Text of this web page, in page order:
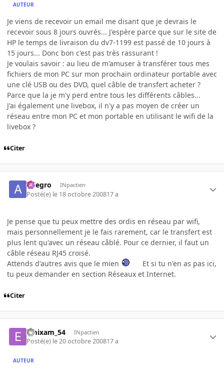
AUTEUR
Je viens de recevoir un email me disant que je devrais le
recevoir sous 8 jours ouvrés... J'espère parce que sur le site de
HP le temps de livraison du dv7-1199 est passé de 10 jours à
15 jours... Donc bon c'est pas très rassurant !
Je voulais savoir : au lieu de m'amuser à transférer tous mes
fichiers de mon PC sur mon prochain ordinateur portable avec
une clé USB ou des DVD, quel câble de transfert acheter ?
Parce que la je m'y perd entre tous les différents câbles...
J'ai également une livebox, il n'y a pas moyen de créer un
réseau entre mon PC et mon portable en utilisant le wifi de la
livebox ?
Citer
Allegro INpactien
Posté(e) le 18 octobre 200817 a
Je pense que tu peux mettre des ordis en réseau par wifi,
mais personnellement je le fais rarement, car le transfert est
plus lent qu'avec un réseau câblé. Pour ce dernier, il faut un
câble réseau RJ45 croisé.
Attends d'autres avis que le mien
Et si tu n'en as pas ici,
tu peux demander en section Réseaux et Internet.
Citer
emixam_54 INpactien
Posté(e) le 20 octobre 200817 a
AUTEUR